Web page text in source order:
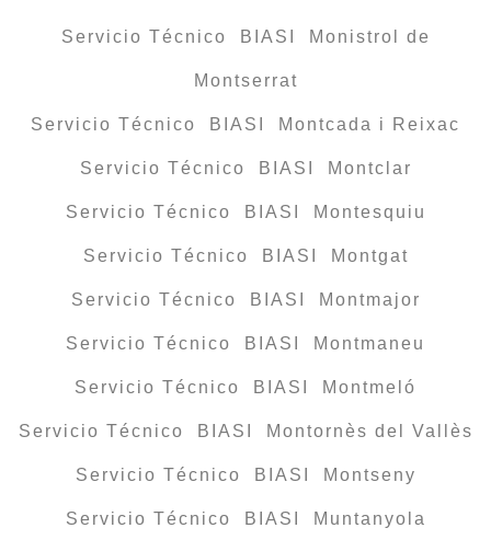
Servicio Técnico BIASI Monistrol de
Montserrat
Servicio Técnico BIASI Montcada i Reixac
Servicio Técnico BIASI Montclar
Servicio Técnico BIASI Montesquiu
Servicio Técnico BIASI Montgat
Servicio Técnico BIASI Montmajor
Servicio Técnico BIASI Montmaneu
Servicio Técnico BIASI Montmeló
Servicio Técnico BIASI Montornès del Vallès
Servicio Técnico BIASI Montseny
Servicio Técnico BIASI Muntanyola